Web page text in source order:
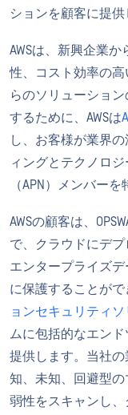
ションを顧客に提供
AWSは、新興企業
性、コスト効率の
らのソリューショ
するために、AWSは
し、お客様が業界
ィングとテクノロジ
（APN）メンバー
AWSの顧客は、
で、クラウドにデ
エンタープライズ
に保護することがで
ョンセキュリティ
ムに包括的なエン
提供します。当社
知、未知、回避型
弱性をスキャンし